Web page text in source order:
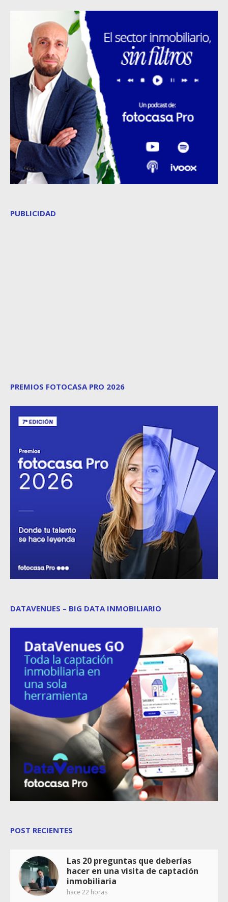
PUBLICIDAD
PREMIOS FOTOCASA PRO 2026
DATAVENUES – BIG DATA INMOBILIARIO
POST RECIENTES
Las 20 preguntas que deberías
hacer en una visita de captación
inmobiliaria
hace 22 horas